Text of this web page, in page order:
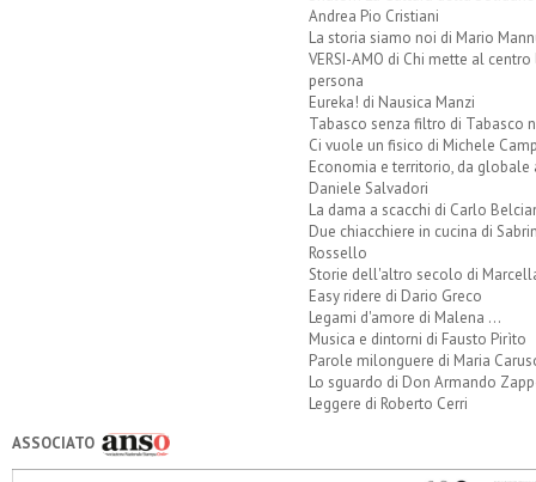
Andrea Pio Cristiani
La storia siamo noi di Mario
VERSI-AMO di Chi mette al centro
persona
Eureka! di Nausica Manzi
Tabasco senza filtro di Tabasco
Ci vuole un fisico di Michele
Economia e territorio, da globale
Daniele Salvadori
La dama a scacchi di Carlo
Due chiacchiere in cucina di
Rossello
Storie dell'altro secolo di
Easy ridere di Dario Greco
Legami d'amore di Malena ...
Musica e dintorni di Fausto Pirìto
Parole milonguere di Maria
Lo sguardo di Don Armando
Leggere di Roberto Cerri
ASSOCIATO